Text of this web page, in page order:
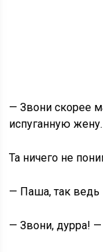
— Звони скорее
испуганную жену.
Та ничего не
— Паша, так ведь
— Звони, дурра! —